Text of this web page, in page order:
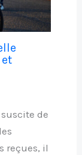
de
reçues, il